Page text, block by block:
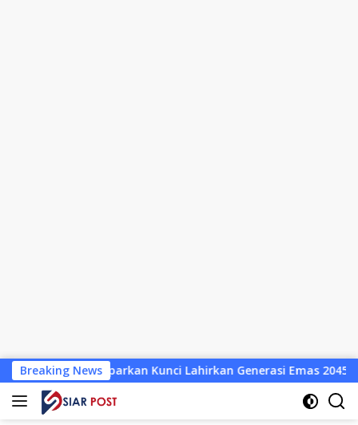
Langsung
ke
konten
Breaking News
Kunci Lahirkan Generasi Emas 2045 Atlet